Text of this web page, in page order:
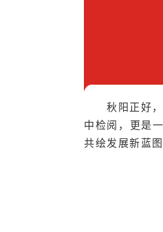
秋阳正好
中检阅，更是
共绘发展新蓝图